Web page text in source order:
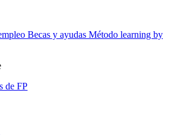
Becas y ayudas Método learning by
de FP